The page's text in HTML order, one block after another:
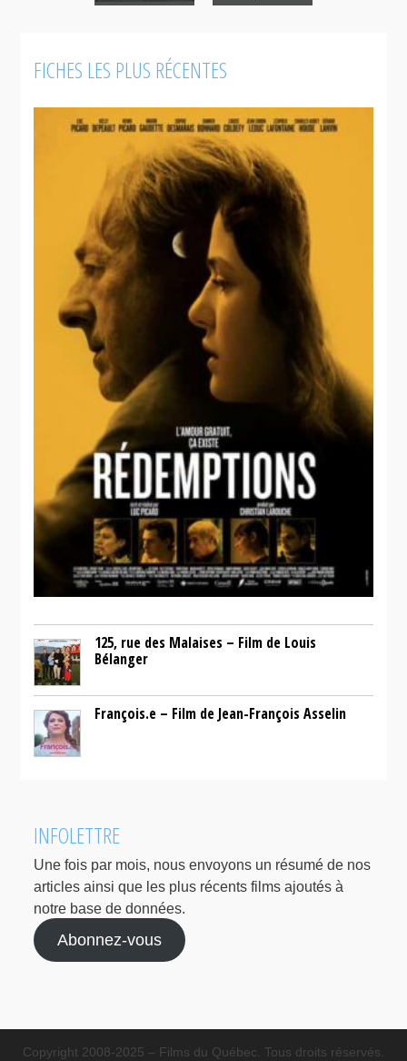
FICHES LES PLUS RÉCENTES
125, rue des Malaises – Film de Louis
Bélanger
François.e – Film de Jean-François Asselin
INFOLETTRE
Une fois par mois, nous envoyons un résumé de nos
articles ainsi que les plus récents films ajoutés à
notre base de données.
Abonnez-vous
Copyright 2008-2025 – Films du Québec. Tous droits réservés.